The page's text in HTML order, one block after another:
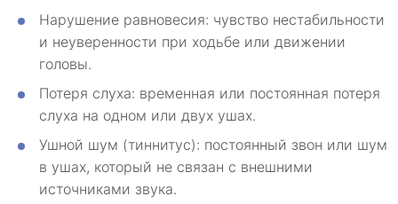
Нарушение равновесия: чувство нестабильности
и неуверенности при ходьбе или движении
головы.
Потеря слуха: временная или постоянная потеря
слуха на одном или двух ушах.
Ушной шум (тиннитус): постоянный звон или шум
в ушах, который не связан с внешними
источниками звука.